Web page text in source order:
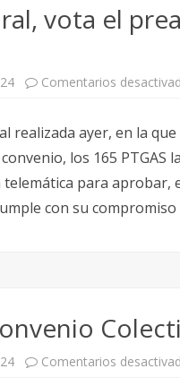
vota el
Comentarios
realizada ayer, en la
los 165
para aprobar,
con su
Comentarios